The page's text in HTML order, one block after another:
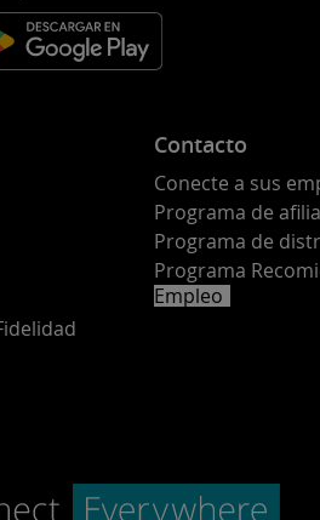
Contacto
Conecte a sus
Programa de
Programa de
Programa
Empleo